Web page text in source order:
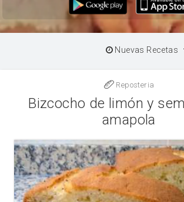
Nuevas Recetas
Reposteria
Bizcocho de limón y
amapola